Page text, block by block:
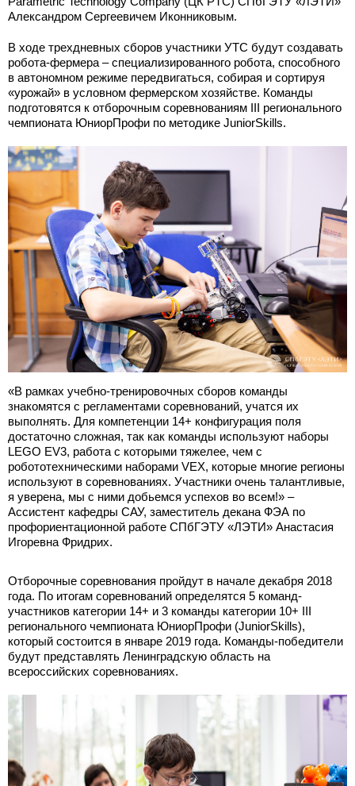
Александром Сергеевичем Иконниковым.
В ходе трехдневных сборов участники УТС будут создавать
робота-фермера – специализированного робота, способного
в автономном режиме передвигаться, собирая и сортируя
«урожай» в условном фермерском хозяйстве. Команды
подготовятся к отборочным соревнованиям III регионального
чемпионата ЮниорПрофи по методике JuniorSkills.
«В рамках учебно-тренировочных сборов команды
знакомятся с регламентами соревнований, учатся их
выполнять. Для компетенции 14+ конфигурация поля
достаточно сложная, так как команды используют наборы
LEGO EV3, работа с которыми тяжелее, чем с
робототехническими наборами VEX, которые многие регионы
используют в соревнованиях. Участники очень талантливые,
я уверена, мы с ними добьемся успехов во всем!» –
Ассистент кафедры САУ, заместитель декана ФЭА по
профориентационной работе СПбГЭТУ «ЛЭТИ» Анастасия
Игоревна Фридрих.
Отборочные соревнования пройдут в начале декабря 2018
года. По итогам соревнований определятся 5 команд-
участников категории 14+ и 3 команды категории 10+ III
регионального чемпионата ЮниорПрофи (JuniorSkills),
который состоится в январе 2019 года. Команды-победители
будут представлять Ленинградскую область на
всероссийских соревнованиях.